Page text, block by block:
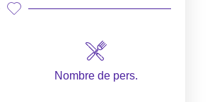
Nombre de pers.